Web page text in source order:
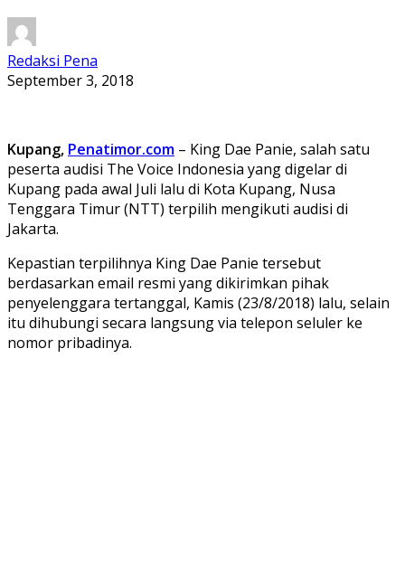
Redaksi Pena
September 3, 2018
Kupang, Penatimor.com – King Dae Panie, salah satu
peserta audisi The Voice Indonesia yang digelar di
Kupang pada awal Juli lalu di Kota Kupang, Nusa
Tenggara Timur (NTT) terpilih mengikuti audisi di
Jakarta.
Kepastian terpilihnya King Dae Panie tersebut
berdasarkan email resmi yang dikirimkan pihak
penyelenggara tertanggal, Kamis (23/8/2018) lalu, selain
itu dihubungi secara langsung via telepon seluler ke
nomor pribadinya.